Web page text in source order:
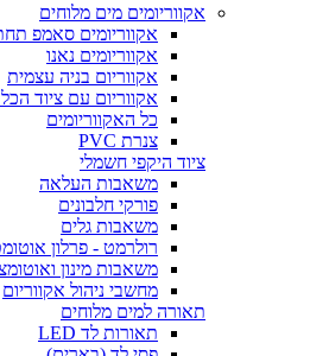
אקווריומים מים מלוחים
אקווריומים סאמפ
אקווריומים נאנו
אקווריום בניה עצמית
אקווריום עם ציוד
כל האקווריומים
צנרת PVC
ציוד היקפי חשמלי
משאבות העלאה
פורקי חלבונים
משאבות גלים
רולרמט - פרלון
משאבות מינון
מחשבי ניהול אקווריום
תאורה למים מלוחים
תאורות לד LED